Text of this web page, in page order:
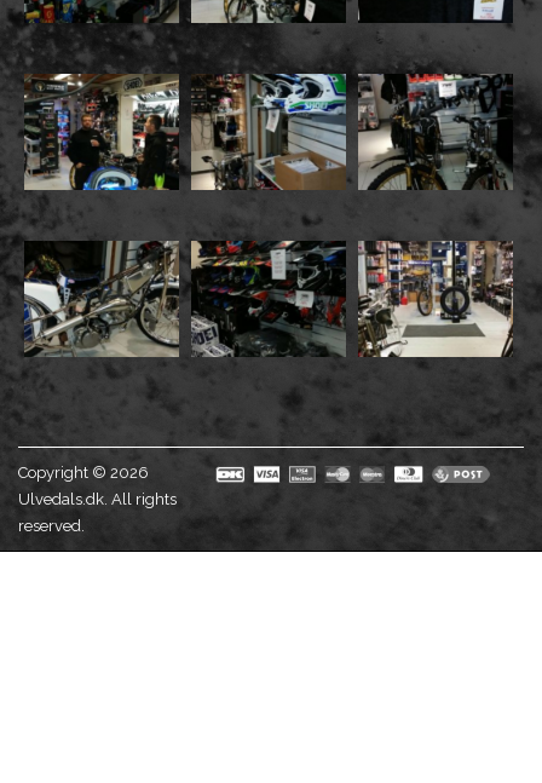
Copyright © 2026
Ulvedals.dk. All rights
reserved.